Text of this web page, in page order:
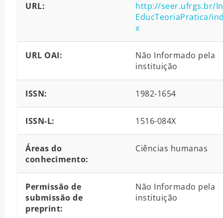
URL:
http://seer.ufrgs.br/
EducTeoriaPratica/
x
URL OAI:
Não Informado pela
instituição
ISSN: 1982-1654
ISSN-L: 1516-084X
Áreas do
conhecimento:
Ciências humanas
Permissão de
submissão de
preprint:
Não Informado pela
instituição